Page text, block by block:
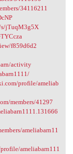
34116211
jTuqM3g5X
f859d6d2
activity
profile/ameliab
members/41297
ameliabarn11
ameliabarn111